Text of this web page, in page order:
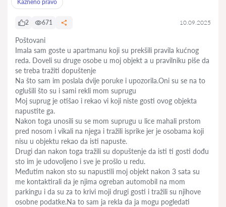
Kazneno pravo
2 671 10.09.2025
Poštovani
Imala sam goste u apartmanu koji su prekšili pravila kućnog
reda. Doveli su druge osobe u moj objekt a u pravilniku piše da
se treba tražiti dopuštenje
Na što sam im poslala dvije poruke i upozorila.Oni su se na to
oglušili što su i sami rekli mom suprugu
Moj suprug je otišao i rekao vi koji niste gosti ovog objekta
napustite ga.
Nakon toga unosili su se mom suprugu u lice mahali prstom
pred nosom i vikali na njega i tražili isprike jer je osobama koji
nisu u objektu rekao da isti napuste.
Drugi dan nakon toga tražili su dopuštenje da isti ti gosti dođu
sto im je udovoljeno i sve je prošlo u redu.
Međutim nakon sto su napustili moj objekt nakon 3 sata su
me kontaktirali da je njima ogreban automobil na mom
parkingu i da su za to krivi moji drugi gosti i tražili su njihove
osobne podatke.Na to sam ja rekla da ja mogu pogledati